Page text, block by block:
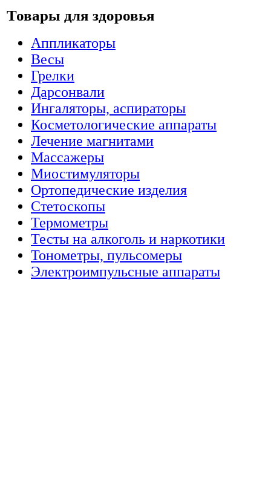
Товары для здоровья
Аппликаторы
Весы
Грелки
Дарсонвали
Ингаляторы, аспираторы
Косметологические аппараты
Лечение магнитами
Массажеры
Миостимуляторы
Ортопедические изделия
Стетоскопы
Термометры
Тесты на алкоголь и наркотики
Тонометры, пульсомеры
Электроимпульсные аппараты